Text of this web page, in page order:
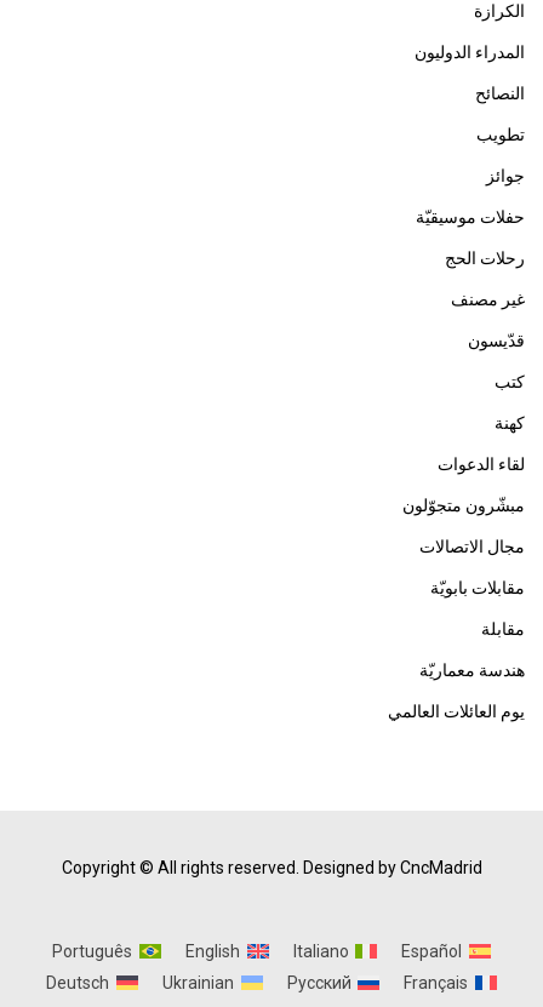
الكرازة
المدراء الدوليون
النصائح
تطويب
جوائز
حفلات موسيقيّة
رحلات الحج
غير مصنف
قدّيسون
كتب
كهنة
لقاء الدعوات
مبشّرون متجوّلون
مجال الاتصالات
مقابلات بابويّة
مقابلة
هندسة معماريّة
يوم العائلات العالمي
Copyright © All rights reserved. Designed by CncMadrid
Español
Italiano
English
Português
Français
Русский
Ukrainian
Deutsch